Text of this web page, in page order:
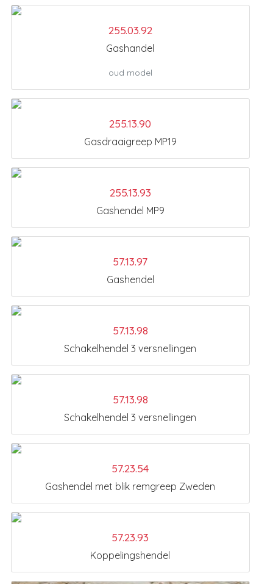
255.03.92
Gashandel
oud model
255.13.90
Gasdraaigreep MP19
255.13.93
Gashendel MP9
57.13.97
Gashendel
57.13.98
Schakelhendel 3 versnellingen
57.13.98
Schakelhendel 3 versnellingen
57.23.54
Gashendel met blik remgreep Zweden
57.23.93
Koppelingshendel